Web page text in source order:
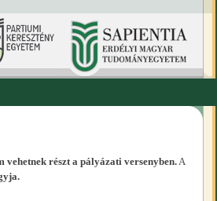
részt a pályázati versenyben.A